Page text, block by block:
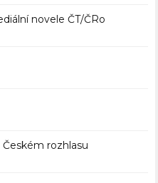
novele ČT/ČRo
rozhlasu